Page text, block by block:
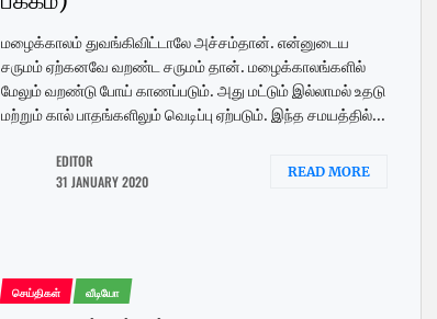
மழைக்காலம் துவங்கிவிட்டாலே அச்சம்தான். என்னுடைய
சருமம் ஏற்கனவே வறண்ட சருமம் தான். மழைக்காலங்களில்
மேலும் வறண்டு போய் காணப்படும். அது மட்டும் இல்லாமல் உதடு
மற்றும் கால் பாதங்களிலும் வெடிப்பு ஏற்படும். இந்த சமயத்தில்...
EDITOR
31 JANUARY 2020
READ MORE
செய்திகள் வீடியோ